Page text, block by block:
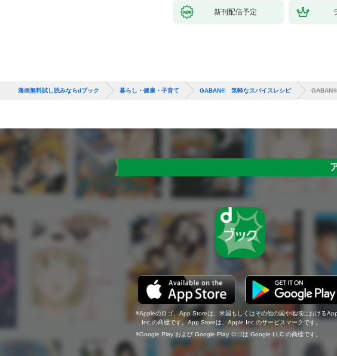
新刊配信予定
漫画無料試し読みならdブック 暮らし・健康・子育て GABAN® 気軽なスパイスレシピ
Appleのロゴ、App Storeは、米国もしくはその他の国や地域における
Inc.の商標です。App Storeは、Apple Inc.のサービスマークです。
Google Play および Google Play ロゴは Google LLC の商標です。